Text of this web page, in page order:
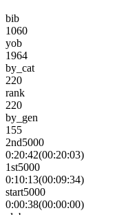
bib
1060
yob
1964
by_cat
220
rank
220
by_gen
155
2nd5000
0:20:42(00:20:03)
1st5000
0:10:13(00:09:34)
start5000
0:00:38(00:00:00)